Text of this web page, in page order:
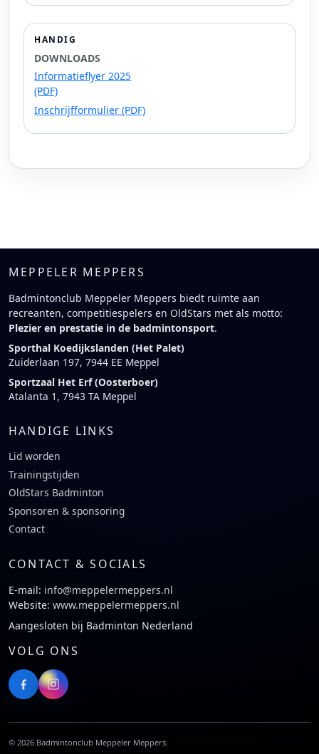
HANDIG
DOWNLOADS
Informatieflyer 2025
(PDF)
Inschrijfformulier (PDF)
MEPPELER MEPPERS
Badmintonclub Meppeler Meppers biedt ruimte aan
recreanten, competitiespelers en OldStars met als motto:
Plezier en prestatie in de badmintonsport.
Sporthal Koedijkslanden (Het Palet)
Zuiderlaan 197, 7944 EE Meppel
Sportzaal Het Erf (Oosterboer)
Atalanta 1, 7943 TA Meppel
HANDIGE LINKS
Lid worden
Trainingstijden
OldStars Badminton
Sponsoren & sponsoring
Contact
CONTACT & SOCIALS
E-mail: info@meppelermeppers.nl
Website: www.meppelermeppers.nl
Aangesloten bij Badminton Nederland
VOLG ONS
© 2026 Badmintonclub Meppeler Meppers.